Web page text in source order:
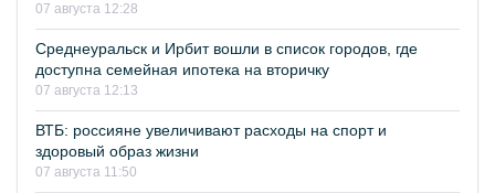
07 августа 12:28
Среднеуральск и Ирбит вошли в список городов, где
доступна семейная ипотека на вторичку
07 августа 12:13
ВТБ: россияне увеличивают расходы на спорт и
здоровый образ жизни
07 августа 11:50